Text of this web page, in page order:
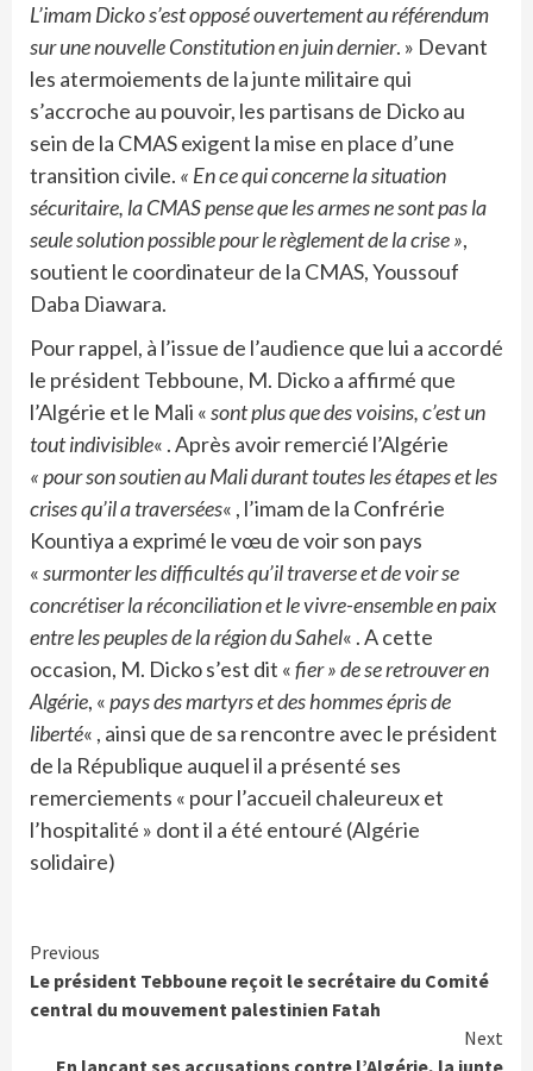
L’imam Dicko s’est opposé ouvertement au référendum
sur une nouvelle Constitution en juin dernier. » Devant
les atermoiements de la junte militaire qui
s’accroche au pouvoir, les partisans de Dicko au
sein de la CMAS exigent la mise en place d’une
transition civile. « En ce qui concerne la situation
sécuritaire, la CMAS pense que les armes ne sont pas la
seule solution possible pour le règlement de la crise »,
soutient le coordinateur de la CMAS, Youssouf
Daba Diawara.
Pour rappel, à l’issue de l’audience que lui a accordé
le président Tebboune, M. Dicko a affirmé que
l’Algérie et le Mali «sont plus que des voisins, c’est un
tout indivisible« . Après avoir remercié l’Algérie
« pour son soutien au Mali durant toutes les étapes et les
crises qu’il a traversées« , l’imam de la Confrérie
Kountiya a exprimé le vœu de voir son pays
«surmonter les difficultés qu’il traverse et de voir se
concrétiser la réconciliation et le vivre-ensemble en paix
entre les peuples de la région du Sahel« . A cette
occasion, M. Dicko s’est dit «fier » de se retrouver en
Algérie, «pays des martyrs et des hommes épris de
liberté« , ainsi que de sa rencontre avec le président
de la République auquel il a présenté ses
remerciements « pour l’accueil chaleureux et
l’hospitalité » dont il a été entouré (Algérie
solidaire)
Continue
Reading
Previous
Le président Tebboune reçoit le secrétaire du Comité
central du mouvement palestinien Fatah
Next